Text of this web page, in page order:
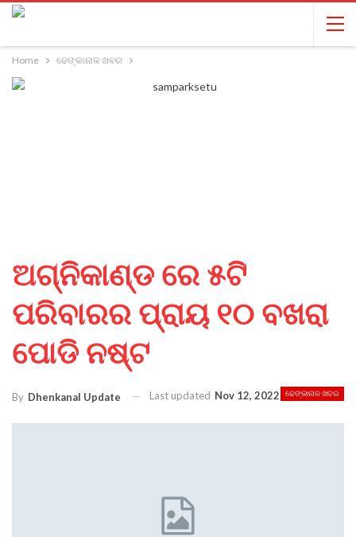
Home ଢେଙ୍କାନାଳ ଖବର
ଅଗ୍ନିକାଣ୍ଡ ରେ ୫ଟି
ପରିବାରର ପ୍ରାୟ ୧୦ ବଖରା
ପୋଡି ନଷ୍ଟ
ଢେଙ୍କାନାଳ ଖବର
By Dhenkanal Update Last updated Nov 12, 2022